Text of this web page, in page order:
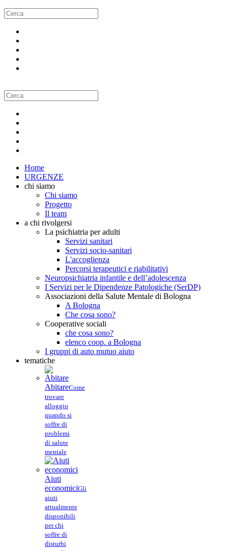
Home
URGENZE
chi siamo
Chi siamo
Progetto
Il team
a chi rivolgersi
La psichiatria per adulti
Servizi sanitari
Servizi socio-sanitari
L'accoglienza
Percorsi terapeutici e riabilitativi
Neuropsichiatria infantile e dell’adolescenza
I Servizi per le Dipendenze Patologiche (SerDP)
Associazioni della Salute Mentale di Bologna
A Bologna
Che cosa sono?
Cooperative sociali
che cosa sono?
elenco coop. a Bologna
I gruppi di auto mutuo aiuto
tematiche
AbitareCome
trovare
alloggio
quando si
soffre di
problemi
di salute
mentale
Aiuti
economiciGli
aiuti
attualmente
disponibili
per chi
soffre di
disturbi